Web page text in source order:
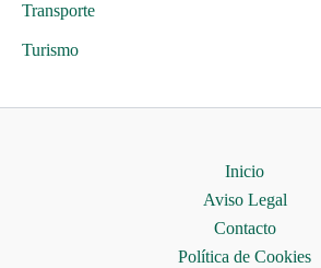
Transporte
Turismo
Inicio
Aviso Legal
Contacto
Política de Cookies